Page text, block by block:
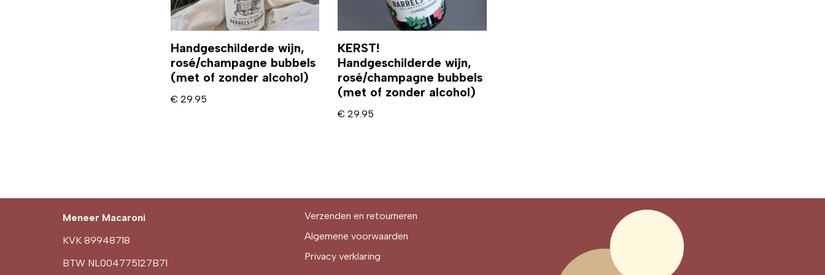
Handgeschilderde wijn,
rosé/champagne bubbels
(met of zonder alcohol)
€29.95
KERST!
Handgeschilderde wijn,
rosé/champagne bubbels
(met of zonder alcohol)
€ 29.95
Meneer Macaroni
KVK 89948718
BTW NL004775127B71
Verzenden en retourneren
Algemene voorwaarden
Privacy verklaring